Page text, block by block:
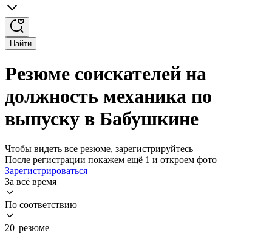
Найти
Резюме соискателей на
должность механика по
выпуску в Бабушкине
Чтобы видеть все резюме, зарегистрируйтесь
После регистрации покажем ещё 1 и откроем фото
Зарегистрироваться
За всё время
По соответствию
20 резюме